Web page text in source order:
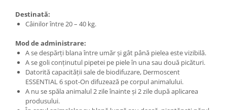
Destinată:
Câinilor între 20 – 40 kg.
Mod de administrare:
A se despărți blana între umăr și gât până pielea este vizibilă.
A se goli conținutul pipetei pe piele în una sau două picături.
Datorită capacității sale de biodifuzare, Dermoscent
ESSENTIAL 6 spot-On difuzează pe corpul animalului.
A nu se spăla animalul 2 zile înainte și 2 zile după aplicarea
produsului.